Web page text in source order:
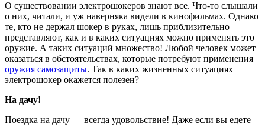
О существовании электрошокеров знают все. Что-то слышали
о них, читали, и уж наверняка видели в кинофильмах. Однако
те, кто не держал шокер в руках, лишь приблизительно
представляют, как и в каких ситуациях можно применять это
оружие. А таких ситуаций множество! Любой человек может
оказаться в обстоятельствах, которые потребуют применения
оружия самозащиты. Так в каких жизненных ситуациях
электрошокер окажется полезен?
На дачу!
Поездка на дачу — всегда удовольствие! Даже если вы едете